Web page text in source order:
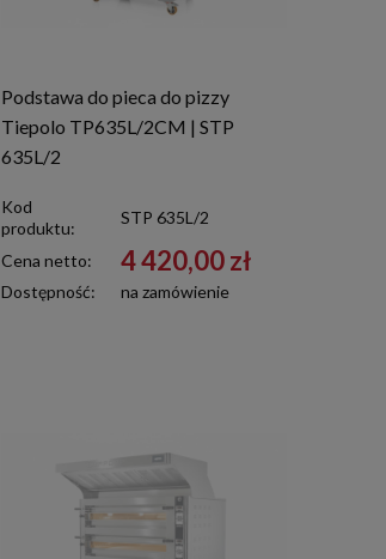
Podstawa do pieca do pizzy
Tiepolo TP635L/2CM | STP
635L/2
Kod
produktu:
STP 635L/2
Cena netto: 4 420,00 zł
Dostępność: na zamówienie